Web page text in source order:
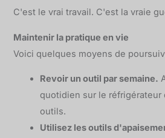
C'est le vrai travail. C'est la vraie
Maintenir la pratique en vie
Voici quelques moyens de
Revoir un outil par semaine.
quotidien sur le réfrigérateur
outils.
Utilisez les outils